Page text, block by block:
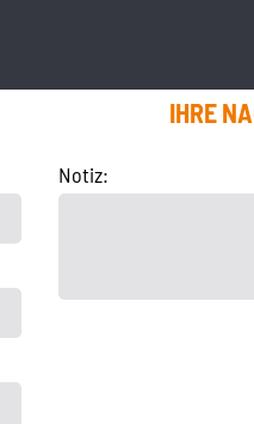
IHRE
Notiz: